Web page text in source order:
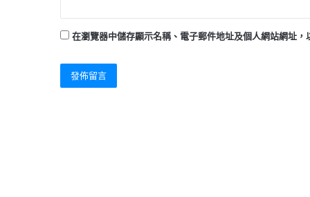
在瀏覽器中儲存顯示名稱、電子郵件地址及個人網站網址，